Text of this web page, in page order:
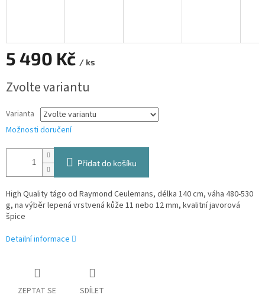
5 490 Kč / ks
cena:
Zvolte variantu
Varianta
Možnosti doručení
Přidat do košíku
High Quality tágo od Raymond Ceulemans, délka 140 cm, váha 480-530
g, na výběr lepená vrstvená kůže 11 nebo 12 mm, kvalitní javorová
špice
Detailní informace
ZEPTAT SE SDÍLET